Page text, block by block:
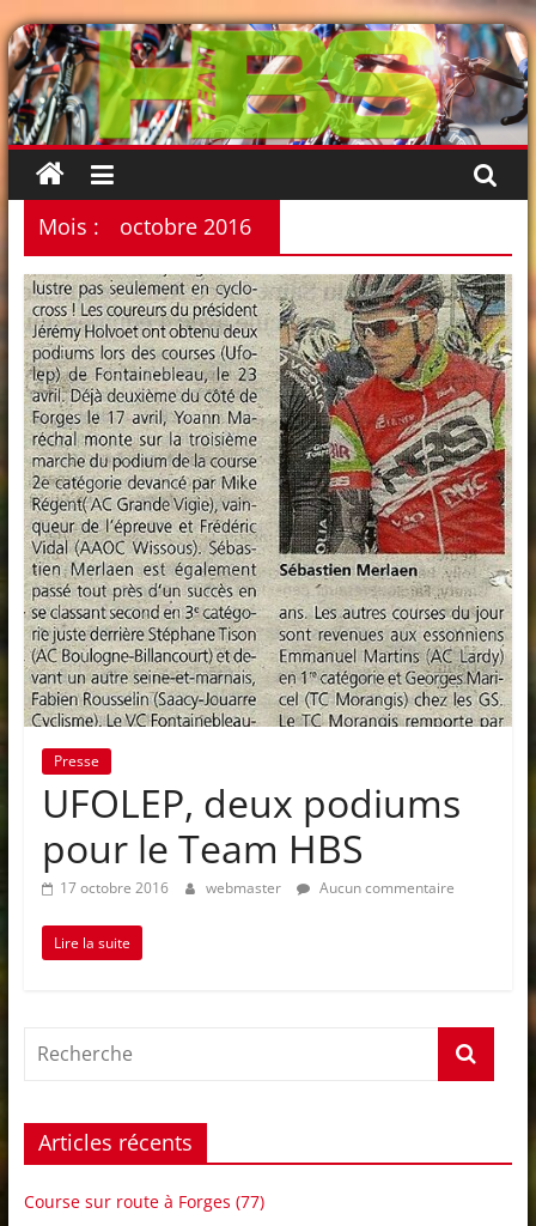
Passer
au
contenu
Mois : octobre 2016
Presse
UFOLEP, deux podiums
pour le Team HBS
17 octobre 2016 webmaster Aucun commentaire
Lire la suite
Articles récents
Course sur route à Forges (77)